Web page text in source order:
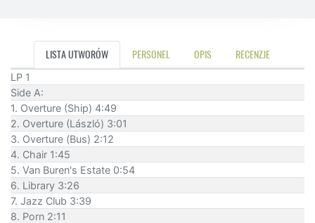
LISTA UTWORÓW PERSONEL OPIS RECENZJE
LP 1
Side A:
1. Overture (Ship) 4:49
2. Overture (László) 3:01
3. Overture (Bus) 2:12
4. Chair 1:45
5. Van Buren's Estate 0:54
6. Library 3:26
7. Jazz Club 3:39
8. Porn 2:11